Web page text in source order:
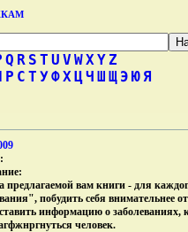
Q R S T U V WXY Z
Р С Т УФХЦЧ Ш Щ Э ЮЯ
предлагаемой вам книги - для
побудить себя внимательнее
информацию о
человек.